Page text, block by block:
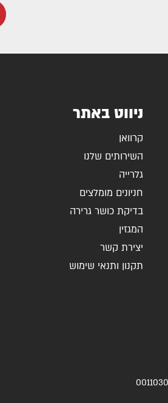
ניווט באתר
קרוואן
השירותים שלנו
גלרייה
חניונים מומלצים
בדיקת כושר גרירה
המגזין
יצירת קשר
תקנון ותנאי שימוש